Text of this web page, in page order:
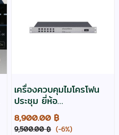
เครื่องควบคุมไมโครโฟน
ประชุม ยี่ห้อ
Soundvision รุ่น DCS-
800M
8,900.00 ฿
9,500.00 ฿ (-6%)